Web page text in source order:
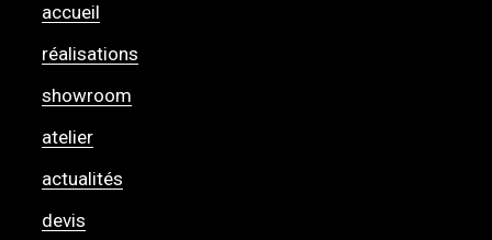
accueil
réalisations
showroom
atelier
actualités
devis